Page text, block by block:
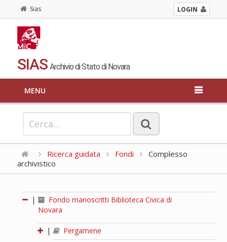
Sias LOGIN
SIAS Archivio di Stato di Novara
MENU
Ricerca guidata Fondi
Complesso
archivistico
|
Fondo manoscritti Biblioteca Civica di
Novara
|
Pergamene